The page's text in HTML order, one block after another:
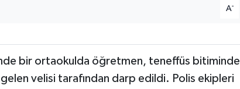
A-
bir ortaokulda öğretmen, teneffüs bitiminde
velisi tarafından darp edildi. Polis ekipleri